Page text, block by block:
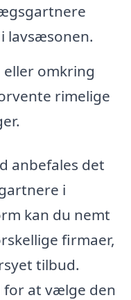
lavsæsonen.
eller omkring
rimelige
anbefales det
i
kan du nemt
firmaer,
tilbud.
for at vælge den